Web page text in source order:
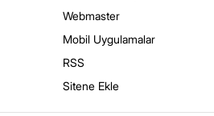
Webmaster
Mobil Uygulamalar
RSS
Sitene Ekle